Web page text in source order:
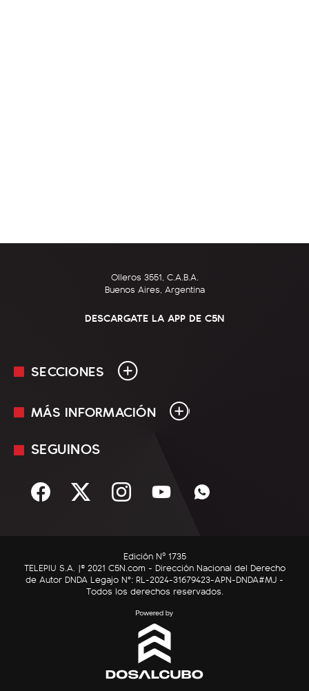
Olleros 3551, C.A.B.A.
Buenos Aires, Argentina
DESCARGATE LA APP DE C5N
SECCIONES
En Vivo
Sociedad
C5N Autos
RatingCero
MÁS INFORMACIÓN
Mediakit
Términos y condiciones
SEGUINOS
Edición Nº 1735
TELEPIU S.A. |© 2021 C5N.com - Dirección Nacional del Derecho
de Autor DNDA Legajo N°: RL-2024-31679423-APN-DNDA#MJ -
Todos los derechos reservados.